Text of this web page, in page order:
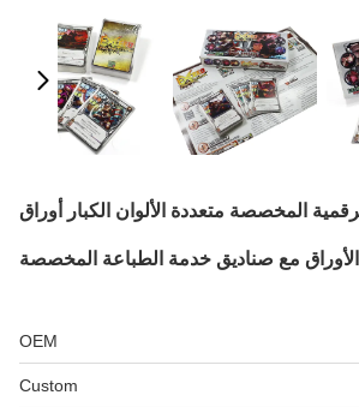
المخصصة متعددة الألوان الكبار أوراق
مع صناديق خدمة الطباعة المخصصة
OEM
Custom